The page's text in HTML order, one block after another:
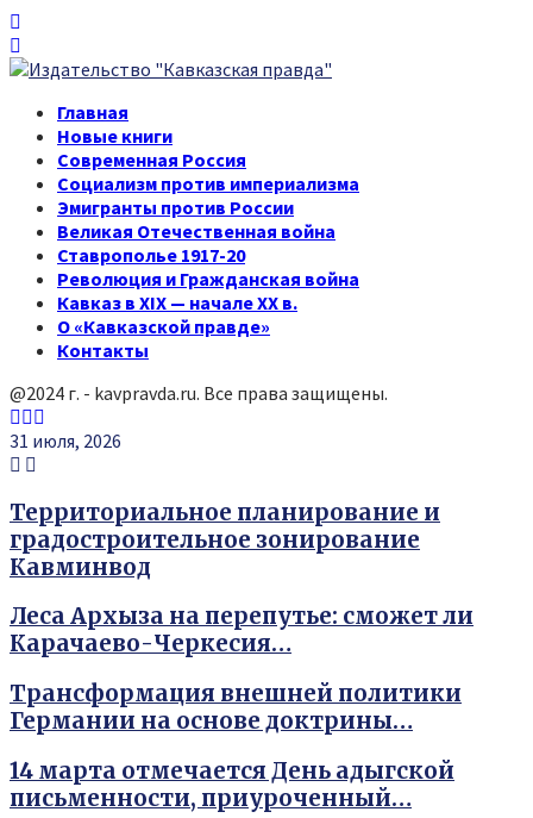
Главная
Новые книги
Современная Россия
Социализм против империализма
Эмигранты против России
Великая Отечественная война
Ставрополье 1917-20
Революция и Гражданская война
Кавказ в XIX — начале XX в.
О «Кавказской правде»
Контакты
@2024 г. - kavpravda.ru. Все права защищены.
Youtube
Vk
31 июля, 2026
Территориальное планирование и
градостроительное зонирование
Кавминвод
Леса Архыза на перепутье: сможет ли
Карачаево-Черкесия…
Трансформация внешней политики
Германии на основе доктрины…
14 марта отмечается День адыгской
письменности, приуроченный…